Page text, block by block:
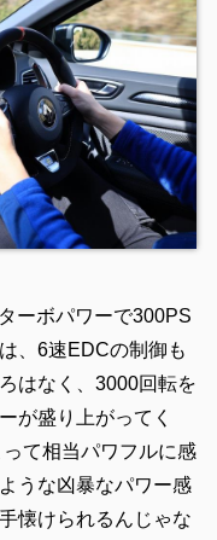
ーボパワーで300PS
、6速EDCの制御も
はなく、3000回転を
が盛り上がってく
て相当パワフルに感
うな凶暴なパワー感
懐けられるんじゃな